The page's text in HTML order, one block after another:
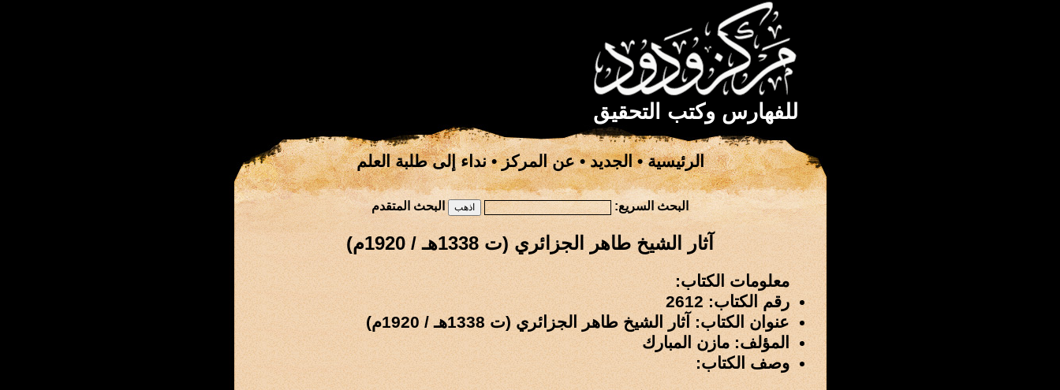
للفهارس وكتب التحقيق
الرئيسية•الجديد•عن المركز•نداء إلى طلبة العلم
البحث السريع: البحث المتقدم
آثار الشيخ طاهر الجزائري (ت 1338هـ / 1920م)
معلومات الكتاب:
رقم الكتاب: 2612
عنوان الكتاب: آثار الشيخ طاهر الجزائري (ت 1338هـ / 1920م)
المؤلف: مازن المبارك
وصف الكتاب: